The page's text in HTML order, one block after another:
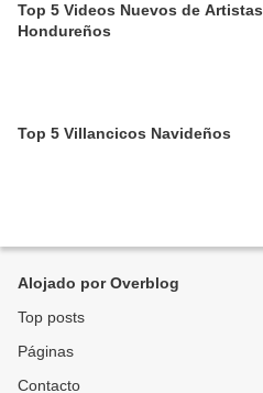
Top 5 Videos Nuevos de Artistas
Hondureños
Top 5 Villancicos Navideños
Alojado por Overblog
Top posts
Páginas
Contacto